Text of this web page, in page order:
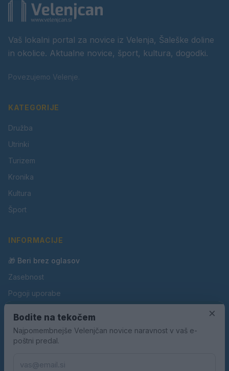
Vaš lokalni portal za novice iz Velenja, Šaleške doline
in okolice. Aktualne novice, šport, kultura, dogodki.
Povezujemo Velenje.
KATEGORIJE
Družba
Utrinki
Turizem
Kronika
Kultura
Šport
INFORMACIJE
🎁 Beri brez oglasov
Zasebnost
Pogoji uporabe
Oglaševanje
Kontakt
×
Bodite na tekočem
Najpomembnejše Velenjčan novice naravnost v vaš e-
poštni predal.